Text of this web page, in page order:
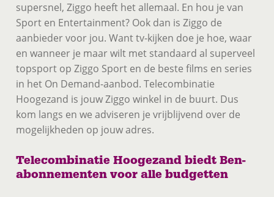
supersnel, Ziggo heeft het allemaal. En hou je van
Sport en Entertainment? Ook dan is Ziggo de
aanbieder voor jou. Want tv-kijken doe je hoe, waar
en wanneer je maar wilt met standaard al superveel
topsport op Ziggo Sport en de beste films en series
in het On Demand-aanbod. Telecombinatie
Hoogezand is jouw Ziggo winkel in de buurt. Dus
kom langs en we adviseren je vrijblijvend over de
mogelijkheden op jouw adres.
Telecombinatie Hoogezand biedt Ben-
abonnementen voor alle budgetten